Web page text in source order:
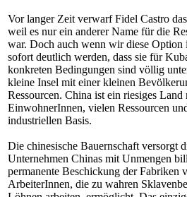
Vor langer Zeit verwarf Fidel Castro
weil es nur ein anderer Name für die
war. Doch auch wenn wir diese Option
sofort deutlich werden, dass sie für
konkreten Bedingungen sind völlig
kleine Insel mit einer kleinen
Ressourcen. China ist ein riesiges
EinwohnerInnen, vielen Ressourcen
industriellen Basis.
Die chinesische Bauernschaft versorgt
Unternehmen Chinas mit Unmengen
permanente Beschickung der Fabriken
ArbeiterInnen, die zu wahren